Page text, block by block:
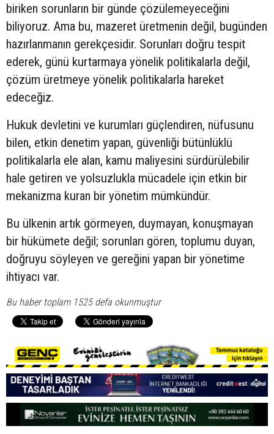
biriken sorunların bir günde çözülemeyeceğini
biliyoruz. Ama bu, mazeret üretmenin değil, bugünden
hazırlanmanın gerekçesidir. Sorunları doğru tespit
ederek, günü kurtarmaya yönelik politikalarla değil,
çözüm üretmeye yönelik politikalarla hareket
edeceğiz.
Hukuk devletini ve kurumları güçlendiren, nüfusunu
bilen, etkin denetim yapan, güvenliği bütünlüklü
politikalarla ele alan, kamu maliyesini sürdürülebilir
hale getiren ve yolsuzlukla mücadele için etkin bir
mekanizma kuran bir yönetim mümkündür.
Bu ülkenin artık görmeyen, duymayan, konuşmayan
bir hükümete değil; sorunları gören, toplumu duyan,
doğruyu söyleyen ve gereğini yapan bir yönetime
ihtiyacı var.
Bu haber toplam 1525 defa okunmuştur